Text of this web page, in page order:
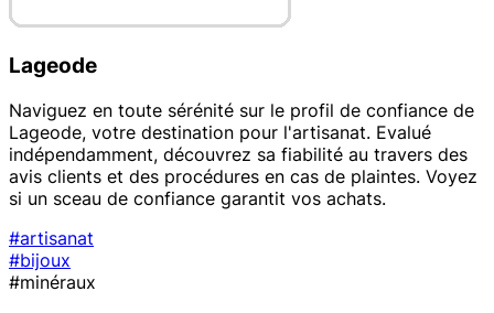
Lageode
Naviguez en toute sérénité sur le profil de confiance de
Lageode, votre destination pour l'artisanat. Evalué
indépendamment, découvrez sa fiabilité au travers des
avis clients et des procédures en cas de plaintes. Voyez
si un sceau de confiance garantit vos achats.
#artisanat
#bijoux
#minéraux